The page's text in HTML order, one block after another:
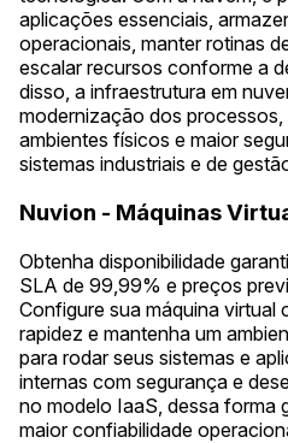
aplicações essenciais,
operacionais, manter rotinas
escalar recursos conforme a
disso, a infraestrutura em
modernização dos
ambientes físicos e maior
sistemas industriais e de
Nuvion - Máquinas
Obtenha disponibilidade
SLA de 99,99% e preços
Configure sua máquina virtual
rapidez e mantenha um
para rodar seus sistemas e
internas com segurança e
no modelo IaaS, dessa forma
maior confiabilidade